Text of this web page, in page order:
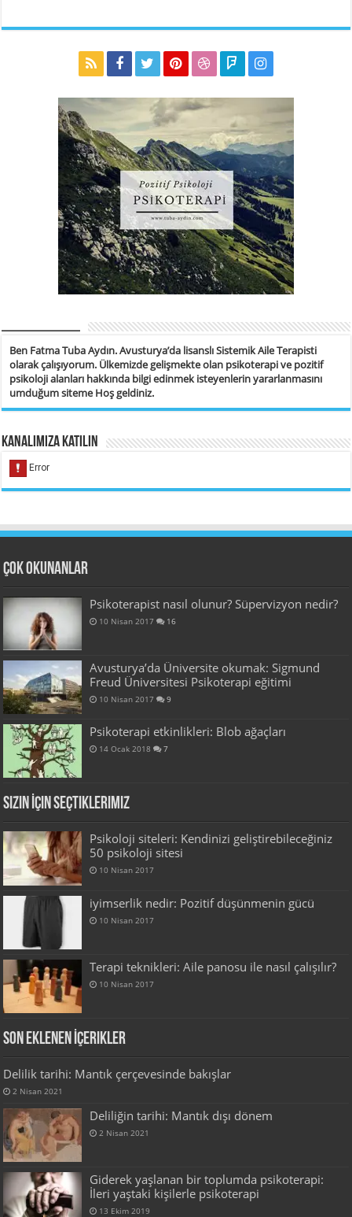
Ben Fatma Tuba Aydın. Avusturya’da lisanslı Sistemik Aile Terapisti
olarak çalışıyorum. Ülkemizde gelişmekte olan psikoterapi ve pozitif
psikoloji alanları hakkında bilgi edinmek isteyenlerin yararlanmasını
umduğum siteme Hoş geldiniz.
Kanalımıza Katılın
Çok Okunanlar
Psikoterapist nasıl olunur? Süpervizyon nedir?
10 Nisan 2017 16
Avusturya’da Üniversite okumak: Sigmund
Freud Üniversitesi Psikoterapi eğitimi
10 Nisan 2017 9
Psikoterapi etkinlikleri: Blob ağaçları
14 Ocak 2018 7
Sizin İçin Seçtiklerimiz
Psikoloji siteleri: Kendinizi geliştirebileceğiniz
50 psikoloji sitesi
10 Nisan 2017
iyimserlik nedir: Pozitif düşünmenin gücü
10 Nisan 2017
Terapi teknikleri: Aile panosu ile nasıl çalışılır?
10 Nisan 2017
Son Eklenen İçerikler
Delilik tarihi: Mantık çerçevesinde bakışlar
2 Nisan 2021
Deliliğin tarihi: Mantık dışı dönem
2 Nisan 2021
Giderek yaşlanan bir toplumda psikoterapi:
İleri yaştaki kişilerle psikoterapi
13 Ekim 2019